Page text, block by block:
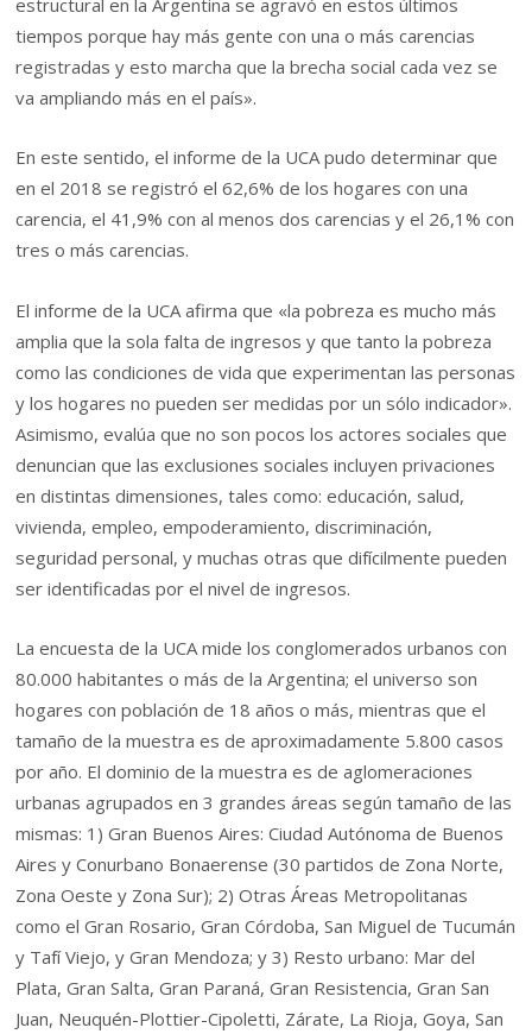
estructural en la Argentina se agravó en estos últimos
tiempos porque hay más gente con una o más carencias
registradas y esto marcha que la brecha social cada vez se
va ampliando más en el país».
En este sentido, el informe de la UCA pudo determinar que
en el 2018 se registró el 62,6% de los hogares con una
carencia, el 41,9% con al menos dos carencias y el 26,1% con
tres o más carencias.
El informe de la UCA afirma que «la pobreza es mucho más
amplia que la sola falta de ingresos y que tanto la pobreza
como las condiciones de vida que experimentan las personas
y los hogares no pueden ser medidas por un sólo indicador».
Asimismo, evalúa que no son pocos los actores sociales que
denuncian que las exclusiones sociales incluyen privaciones
en distintas dimensiones, tales como: educación, salud,
vivienda, empleo, empoderamiento, discriminación,
seguridad personal, y muchas otras que difícilmente pueden
ser identificadas por el nivel de ingresos.
La encuesta de la UCA mide los conglomerados urbanos con
80.000 habitantes o más de la Argentina; el universo son
hogares con población de 18 años o más, mientras que el
tamaño de la muestra es de aproximadamente 5.800 casos
por año. El dominio de la muestra es de aglomeraciones
urbanas agrupados en 3 grandes áreas según tamaño de las
mismas: 1) Gran Buenos Aires: Ciudad Autónoma de Buenos
Aires y Conurbano Bonaerense (30 partidos de Zona Norte,
Zona Oeste y Zona Sur); 2) Otras Áreas Metropolitanas
como el Gran Rosario, Gran Córdoba, San Miguel de Tucumán
y Tafí Viejo, y Gran Mendoza; y 3) Resto urbano: Mar del
Plata, Gran Salta, Gran Paraná, Gran Resistencia, Gran San
Juan, Neuquén-Plottier-Cipoletti, Zárate, La Rioja, Goya, San